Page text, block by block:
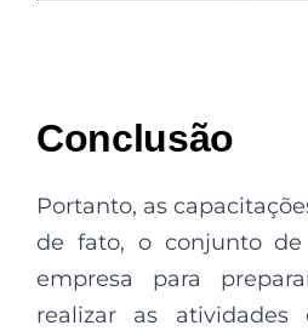
Conclusão
Portanto, as
de fato, o conjunto
empresa para
realizar as atividades